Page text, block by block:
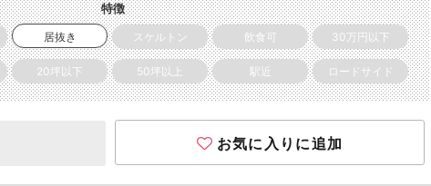
特徴
居抜き スケルトン 飲食可 30万円以下
20坪以下 50坪以上 駅近 ロードサイド
お気に入りに追加